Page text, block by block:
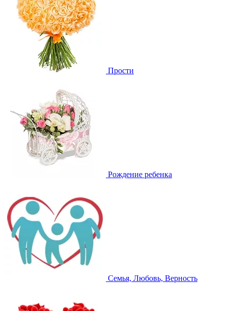
Прости
Рождение ребенка
Семья, Любовь, Верность